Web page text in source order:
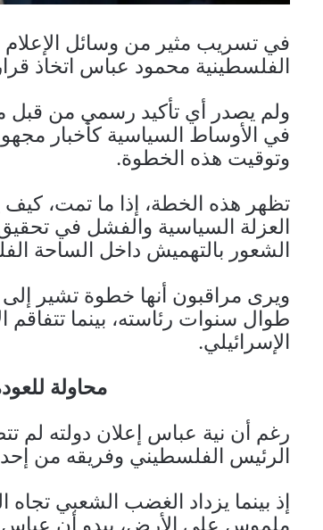
في تسريب مثير من وسائل الإعلام
الفلسطينية محمود عباس اتخاذ
ولم يصدر أي تأكيد رسمي من قبل
في الأوساط السياسية كأخبار
وتوقيت هذه الخطوة.
تظهر هذه الخطة، إذا ما تمت،
العزلة السياسية والفشل في
الشعور بالتهميش داخل الساحة
ويرى مراقبون أنها خطوة تشير
طوال سنوات رئاسته، بينما تتفاقم
الإسرائيلي.
محاولة
رغم أن نية عباس إعلان دولته
الرئيس الفلسطيني وفريقه من
إذ بينما يزداد الغضب الشعبي
ملموس على الأرض، يبدو أن عباس